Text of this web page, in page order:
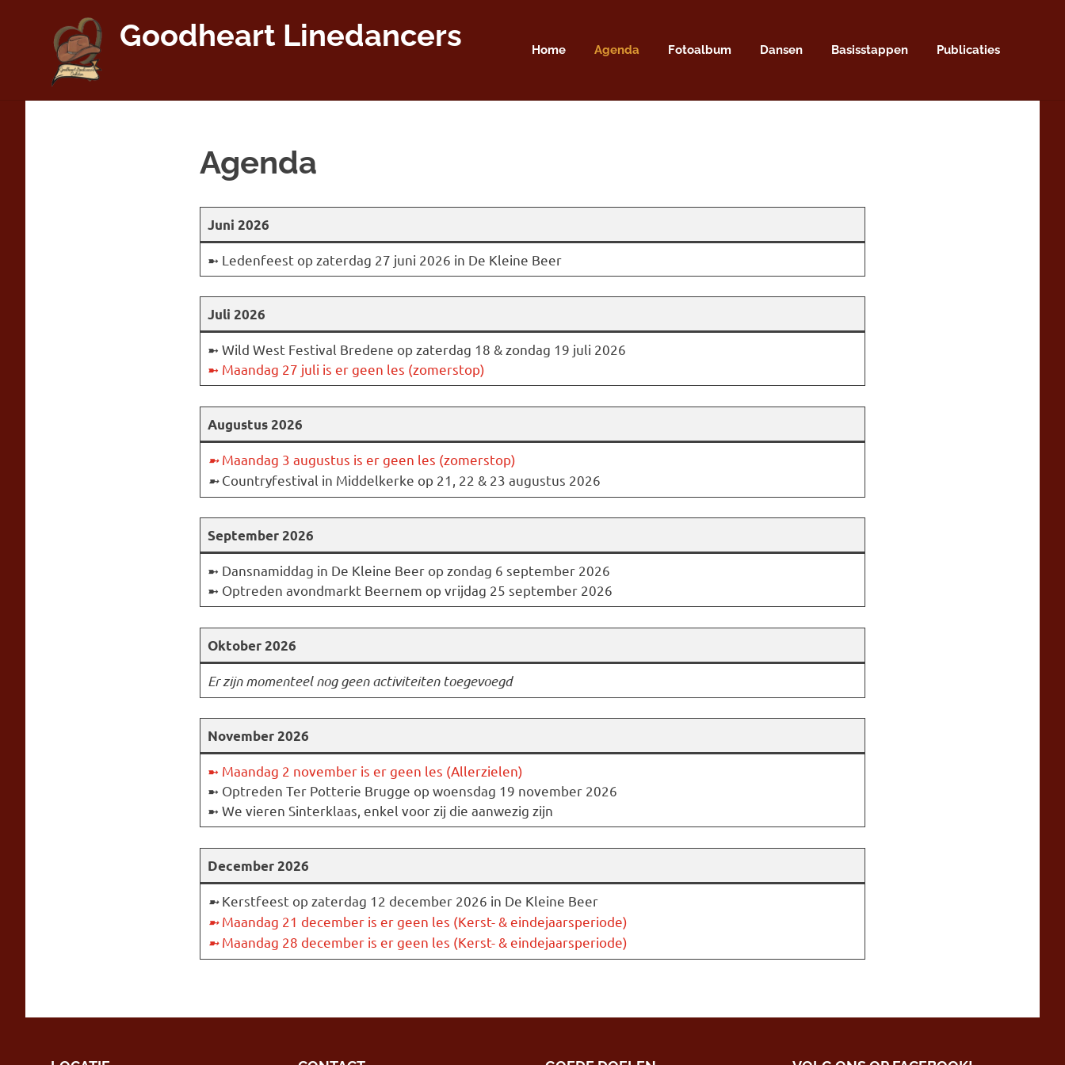
Goodheart Linedancers Home Agenda Fotoalbum Dansen Basisstappen Publicaties
Agenda
Juni 2026
➼ Ledenfeest op zaterdag 27 juni 2026 in De Kleine Beer
Juli 2026
➼ Wild West Festival Bredene op zaterdag 18 & zondag 19 juli 2026
➼ Maandag 27 juli is er geen les (zomerstop)
Augustus 2026
➼Maandag 3 augustus is er geen les (zomerstop)
➼Countryfestival in Middelkerke op 21, 22 & 23 augustus 2026
September 2026
➼ Dansnamiddag in De Kleine Beer op zondag 6 september 2026
➼ Optreden avondmarkt Beernem op vrijdag 25 september 2026
Oktober 2026
Er zijn momenteel nog geen activiteiten toegevoegd
November 2026
➼ Maandag 2 november is er geen les (Allerzielen)
➼ Optreden Ter Potterie Brugge op woensdag 19 november 2026
➼ We vieren Sinterklaas, enkel voor zij die aanwezig zijn
December 2026
➼Kerstfeest op zaterdag 12 december 2026 in De Kleine Beer
➼Maandag 21 december is er geen les (Kerst- & eindejaarsperiode)
➼Maandag 28 december is er geen les (Kerst- & eindejaarsperiode)